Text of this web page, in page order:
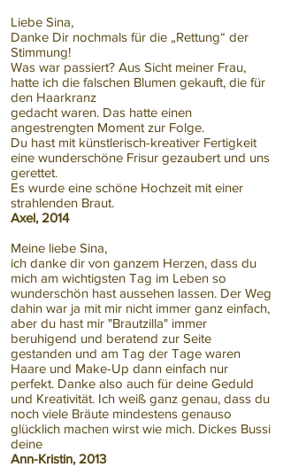
Liebe Sina,
Danke Dir nochmals für die „Rettung“ der
Stimmung!
Was war passiert? Aus Sicht meiner Frau,
hatte ich die falschen Blumen gekauft, die für
den Haarkranz
gedacht waren. Das hatte einen
angestrengten Moment zur Folge.
Du hast mit künstlerisch-kreativer Fertigkeit
eine wunderschöne Frisur gezaubert und uns
gerettet.
Es wurde eine schöne Hochzeit mit einer
strahlenden Braut.
Axel, 2014
Meine liebe Sina,
ich danke dir von ganzem Herzen, dass du
mich am wichtigsten Tag im Leben so
wunderschön hast aussehen lassen. Der Weg
dahin war ja mit mir nicht immer ganz einfach,
aber du hast mir "Brautzilla" immer
beruhigend und beratend zur Seite
gestanden und am Tag der Tage waren
Haare und Make-Up dann einfach nur
perfekt. Danke also auch für deine Geduld
und Kreativität. Ich weiß ganz genau, dass du
noch viele Bräute mindestens genauso
glücklich machen wirst wie mich. Dickes Bussi
deine
Ann-Kristin, 2013